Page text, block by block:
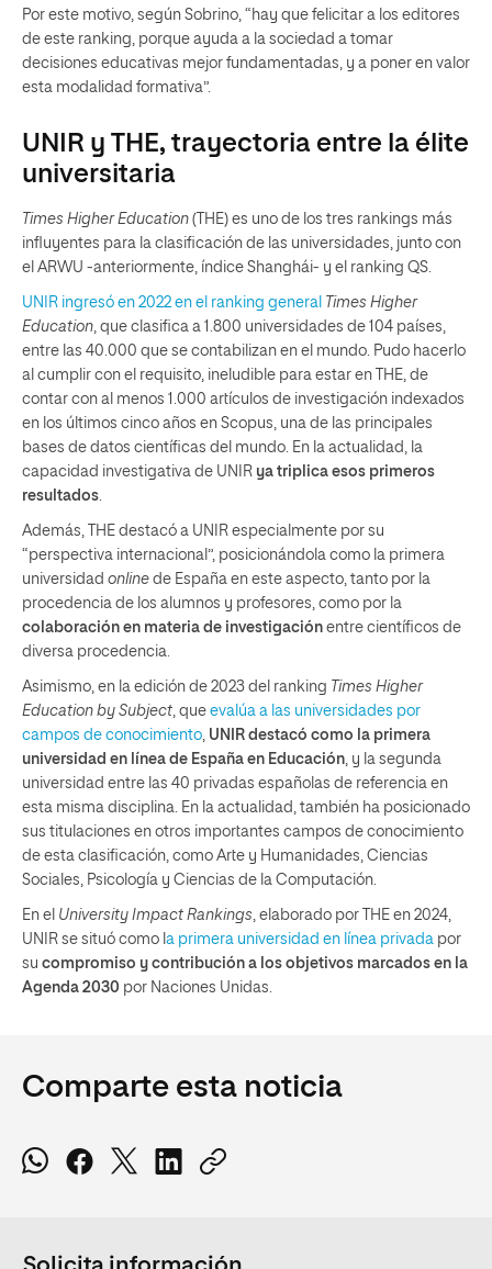
Por este motivo, según Sobrino, “hay que felicitar a los editores
de este ranking, porque ayuda a la sociedad a tomar
decisiones educativas mejor fundamentadas, y a poner en valor
esta modalidad formativa”.
UNIR y THE, trayectoria entre la élite
universitaria
Times Higher Education (THE) es uno de los tres rankings más
influyentes para la clasificación de las universidades, junto con
el ARWU -anteriormente, índice Shanghái- y el ranking QS.
UNIR ingresó en 2022 en el ranking general
Times Higher
Education , que clasifica a 1.800 universidades de 104 países,
entre las 40.000 que se contabilizan en el mundo. Pudo hacerlo
al cumplir con el requisito, ineludible para estar en THE, de
contar con al menos 1.000 artículos de investigación indexados
en los últimos cinco años en Scopus, una de las principales
bases de datos científicas del mundo. En la actualidad, la
capacidad investigativa de UNIR ya triplica esos primeros
resultados
Además, THE destacó a UNIR especialmente por su
“perspectiva internacional”, posicionándola como la primera
universidad online de España en este aspecto, tanto por la
procedencia de los alumnos y profesores, como por la
colaboración en materia de investigación entre científicos de
diversa procedencia.
Asimismo, en la edición de 2023 del ranking Times Higher
Education by Subject , que evalúa a las universidades por
campos de conocimiento UNIR destacó como la primera
universidad en línea de España en Educación , y la segunda
universidad entre las 40 privadas españolas de referencia en
esta misma disciplina. En la actualidad, también ha posicionado
sus titulaciones en otros importantes campos de conocimiento
de esta clasificación, como Arte y Humanidades, Ciencias
Sociales, Psicología y Ciencias de la Computación.
En el University Impact Rankings , elaborado por THE en 2024,
UNIR se situó como l a primera universidad en línea privada por
su compromiso y contribución a los objetivos marcados en la
Agenda 2030 por Naciones Unidas.
Comparte esta noticia